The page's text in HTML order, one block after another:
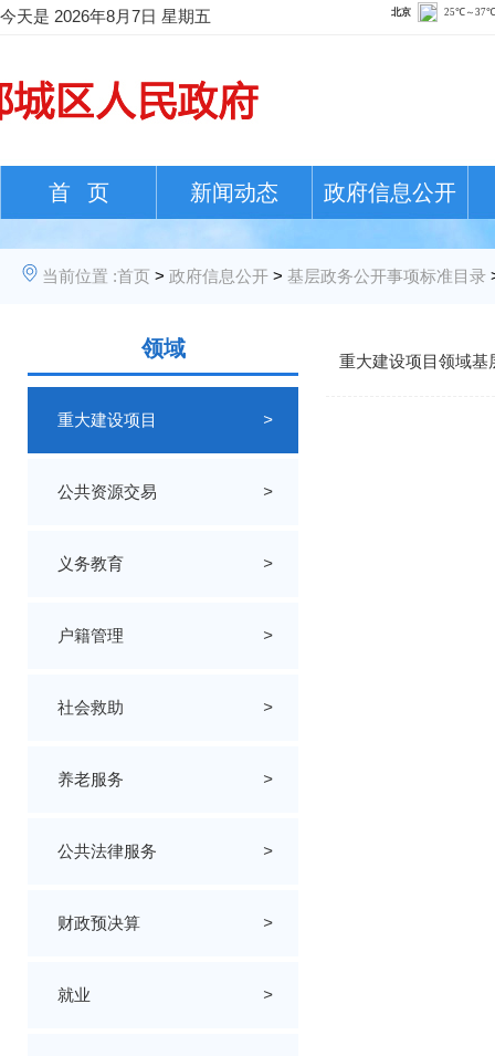
今天是 2026年8月7日 星期五
首 页 新闻动态 政府信息公开
当前位置 :首页 > 政府信息公开 > 基层政务公开事项标准目录
领域
重大建设项目 >
公共资源交易 >
义务教育 >
户籍管理 >
社会救助 >
养老服务 >
公共法律服务 >
财政预决算 >
就业 >
重大建设项目领域基